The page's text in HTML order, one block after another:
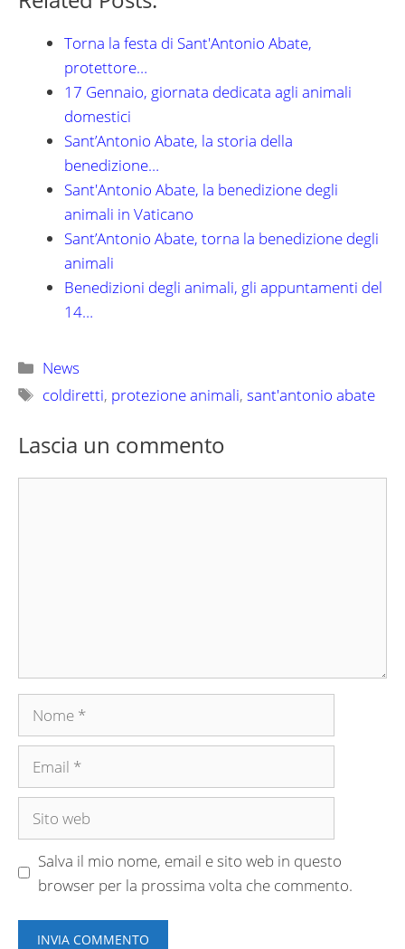
Torna la festa di Sant'Antonio Abate,
protettore…
17 Gennaio, giornata dedicata agli animali
domestici
Sant’Antonio Abate, la storia della
benedizione…
Sant'Antonio Abate, la benedizione degli
animali in Vaticano
Sant’Antonio Abate, torna la benedizione degli
animali
Benedizioni degli animali, gli appuntamenti del
14…
Categorie
News
Tag
coldiretti, protezione animali,sant'antonio abate
Lascia un commento
Nome
Email
Sito
Salva il mio nome, email e sito web in questo
browser per la prossima volta che commento.